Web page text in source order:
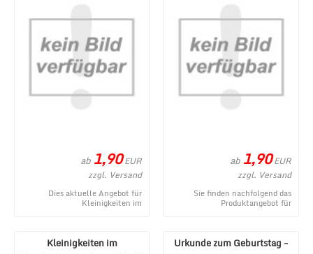
ab 1,90EUR
zzgl. Versand
Dies aktuelle Angebot für
Kleinigkeiten im
ab 1,90EUR
zzgl. Versand
Sie finden nachfolgend das
Produktangebot für
Kleinigkeiten im
Urkunde zum Geburtstag -